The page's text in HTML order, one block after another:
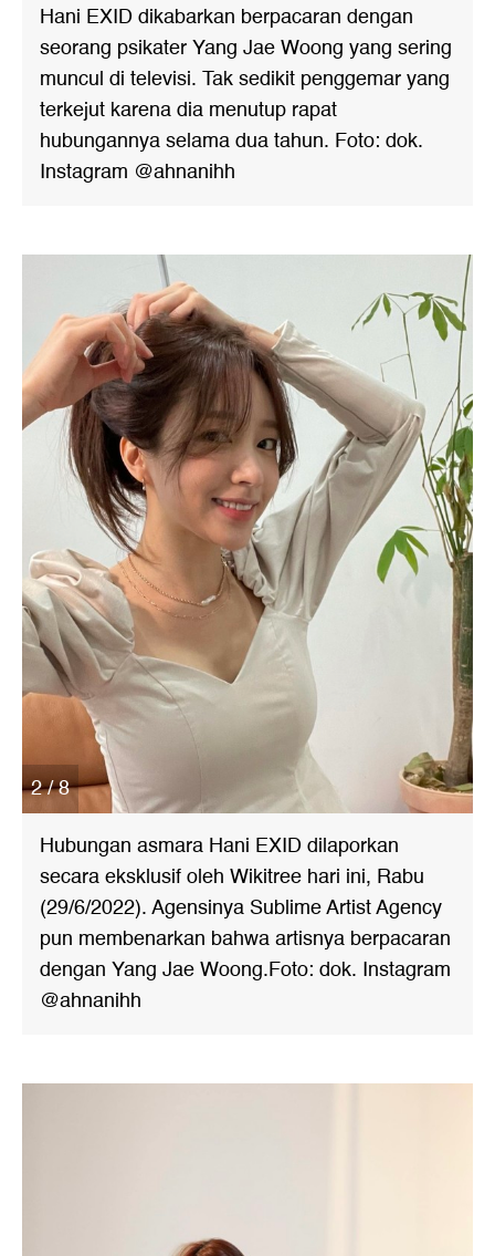
Hani EXID dikabarkan berpacaran dengan
seorang psikater Yang Jae Woong yang sering
muncul di televisi. Tak sedikit penggemar yang
terkejut karena dia menutup rapat
hubungannya selama dua tahun. Foto: dok.
Instagram @ahnanihh
2 / 8
Hubungan asmara Hani EXID dilaporkan
secara eksklusif oleh Wikitree hari ini, Rabu
(29/6/2022). Agensinya Sublime Artist Agency
pun membenarkan bahwa artisnya berpacaran
dengan Yang Jae Woong.Foto: dok. Instagram
@ahnanihh